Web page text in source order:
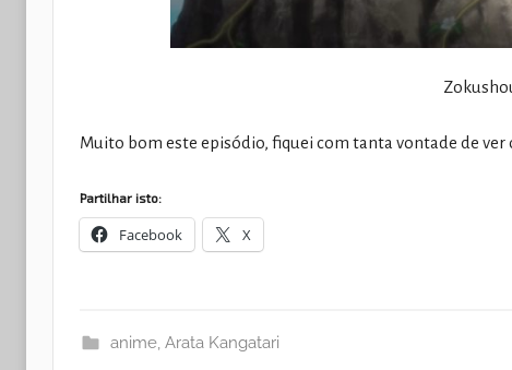
Muito bom este episódio, fiquei com tanta vontade de
Partilhar isto:
Facebook X
anime, Arata Kangatari